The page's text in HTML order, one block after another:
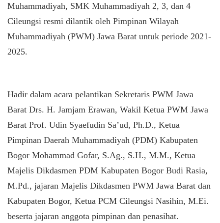
Muhammadiyah, SMK Muhammadiyah 2, 3, dan 4
Cileungsi resmi dilantik oleh Pimpinan Wilayah
Muhammadiyah (PWM) Jawa Barat untuk periode 2021-
2025.
Hadir dalam acara pelantikan Sekretaris PWM Jawa
Barat Drs. H. Jamjam Erawan, Wakil Ketua PWM Jawa
Barat Prof. Udin Syaefudin Sa’ud, Ph.D., Ketua
Pimpinan Daerah Muhammadiyah (PDM) Kabupaten
Bogor Mohammad Gofar, S.Ag., S.H., M.M., Ketua
Majelis Dikdasmen PDM Kabupaten Bogor Budi Rasia,
M.Pd., jajaran Majelis Dikdasmen PWM Jawa Barat dan
Kabupaten Bogor, Ketua PCM Cileungsi Nasihin, M.Ei.
beserta jajaran anggota pimpinan dan penasihat.